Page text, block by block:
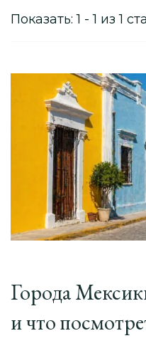
Показать: 1 - 1 из 1
Города
и что